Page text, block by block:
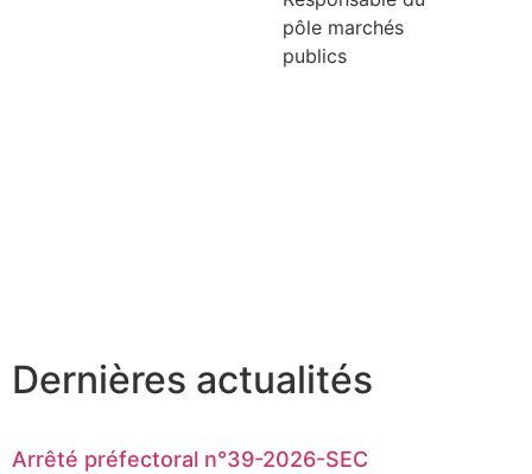
pôle marchés
publics
Dernières actualités
Arrêté préfectoral n°39-2026-SEC